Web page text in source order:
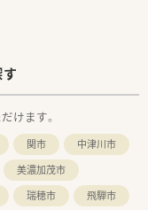
けます。
関市
中津川市
美濃加茂市
瑞穂市
飛騨市